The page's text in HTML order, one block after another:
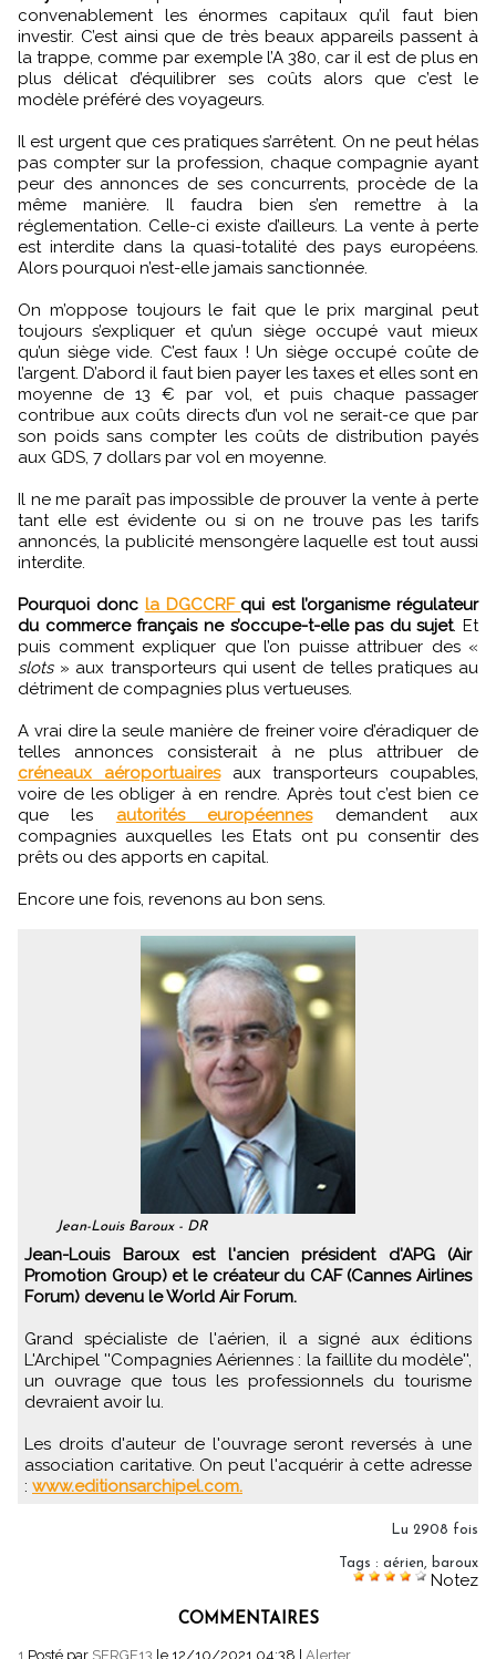
convenablement les énormes capitaux qu’il faut bien
investir. C’est ainsi que de très beaux appareils passent à
la trappe, comme par exemple l’A 380, car il est de plus en
plus délicat d’équilibrer ses coûts alors que c’est le
modèle préféré des voyageurs.
Il est urgent que ces pratiques s’arrêtent. On ne peut hélas
pas compter sur la profession, chaque compagnie ayant
peur des annonces de ses concurrents, procède de la
même manière. Il faudra bien s’en remettre à la
réglementation. Celle-ci existe d’ailleurs. La vente à perte
est interdite dans la quasi-totalité des pays européens.
Alors pourquoi n’est-elle jamais sanctionnée.
On m’oppose toujours le fait que le prix marginal peut
toujours s’expliquer et qu’un siège occupé vaut mieux
qu’un siège vide. C’est faux ! Un siège occupé coûte de
l’argent. D’abord il faut bien payer les taxes et elles sont en
moyenne de 13 € par vol, et puis chaque passager
contribue aux coûts directs d’un vol ne serait-ce que par
son poids sans compter les coûts de distribution payés
aux GDS, 7 dollars par vol en moyenne.
Il ne me paraît pas impossible de prouver la vente à perte
tant elle est évidente ou si on ne trouve pas les tarifs
annoncés, la publicité mensongère laquelle est tout aussi
interdite.
Pourquoi donc la DGCCRF qui est l’organisme régulateur
du commerce français ne s’occupe-t-elle pas du sujet. Et
puis comment expliquer que l’on puisse attribuer des «
slots» aux transporteurs qui usent de telles pratiques au
détriment de compagnies plus vertueuses.
A vrai dire la seule manière de freiner voire d’éradiquer de
telles annonces consisterait à ne plus attribuer de
créneaux aéroportuairesaux transporteurs coupables,
voire de les obliger à en rendre. Après tout c’est bien ce
que les autorités européennesdemandent aux
compagnies auxquelles les Etats ont pu consentir des
prêts ou des apports en capital.
Encore une fois, revenons au bon sens.
Jean-Louis Baroux - DR
Jean-Louis Baroux est l'ancien président d'APG (Air
Promotion Group) et le créateur du CAF (Cannes Airlines
Forum) devenu le World Air Forum.
Grand spécialiste de l'aérien, il a signé aux éditions
L'Archipel ''Compagnies Aériennes : la faillite du modèle'',
un ouvrage que tous les professionnels du tourisme
devraient avoir lu.
Les droits d'auteur de l'ouvrage seront reversés à une
association caritative. On peut l'acquérir à cette adresse
: www.editionsarchipel.com.
Lu 2908 fois
Tags : aérien, baroux
Notez
COMMENTAIRES
1. Posté par SERGE13 le 12/10/2021 04:38
Alerter